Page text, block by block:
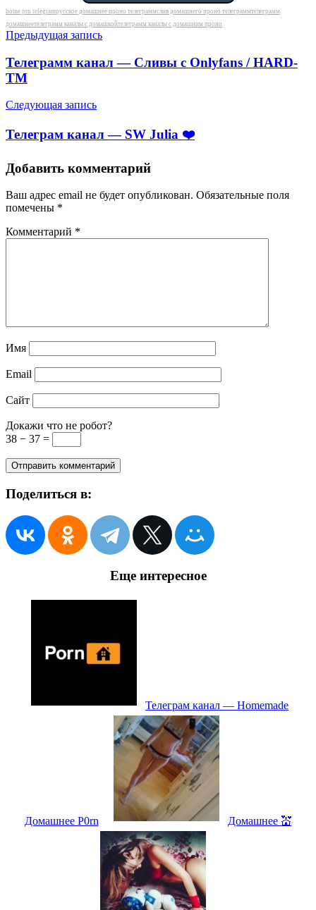
Метки
home prn telegramрусское домашнее проно телеграммслив домашнего проно телеграммтелеграмм
домашнеетелеграмм каналы с домашкойтелеграмм каналы с домашним проно
Навигация
по
записям
Предыдущая запись
Телеграмм канал — Сливы с Onlyfans / HARD-
TM
Следующая запись
Телеграм канал — SW Julia ❤️
Добавить комментарий
Ваш адрес email не будет опубликован. Обязательные поля
помечены *
Комментарий *
Имя
Email
Сайт
Докажи что не робот?
38 − 37 =
Поделиться в:
Еще интересное
Телеграм канал — Homemade
Домашнее P0rn Домашнее 💒